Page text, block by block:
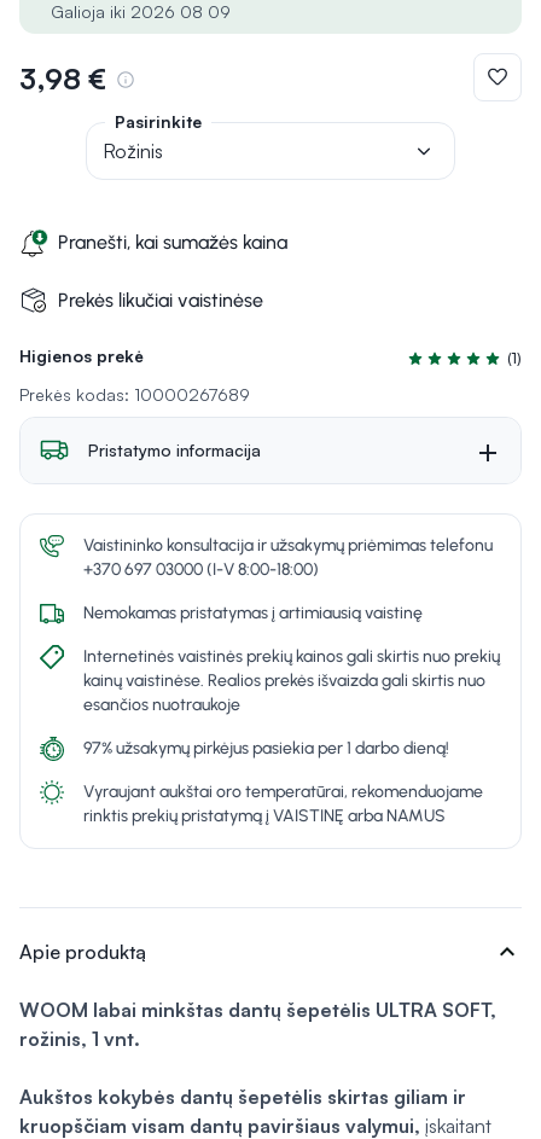
Higienos prekė
Įvertinimas 5.0
(1)
Prekės kodas: 10000267689
Galioja iki 2026 08 09
3,98 €
Pranešti, kai sumažės kaina
Prekės likučiai vaistinėse
Pasirinkite
Rožinis
Pristatymo informacija
Vaistininko konsultacija ir užsakymų priėmimas telefonu
+370 697 03000 (I-V 8:00-18:00)
Nemokamas pristatymas į artimiausią vaistinę
Internetinės vaistinės prekių kainos gali skirtis nuo prekių
kainų vaistinėse. Realios prekės išvaizda gali skirtis nuo
esančios nuotraukoje
97% užsakymų pirkėjus pasiekia per 1 darbo dieną!
Vyraujant aukštai oro temperatūrai, rekomenduojame
rinktis prekių pristatymą į VAISTINĘ arba NAMUS
Apie produktą expand_more
WOOM labai minkštas dantų šepetėlis ULTRA SOFT,
rožinis, 1 vnt.
Aukštos kokybės dantų šepetėlis skirtas giliam ir
kruopščiam visam dantų paviršiaus valymui, įskaitant